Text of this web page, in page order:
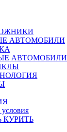
АВТОМОБИЛИ
АВТОМОБИЛИ
КУРИТЬ